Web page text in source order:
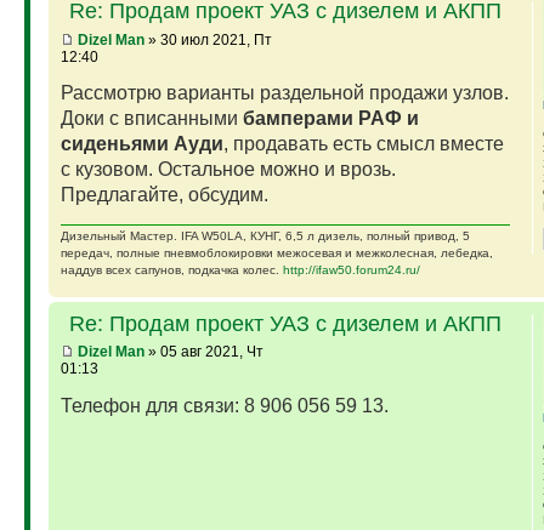
Re: Продам проект УАЗ с дизелем и АКПП
Dizel Man» 30 июл 2021, Пт
12:40
Рассмотрю варианты раздельной продажи узлов.
Доки с вписанными бамперами РАФ и
сиденьями Ауди, продавать есть смысл вместе
с кузовом. Остальное можно и врозь.
Предлагайте, обсудим.
Дизельный Мастер. IFA W50LA, КУНГ, 6,5 л дизель, полный привод, 5
передач, полные пневмоблокировки межосевая и межколесная, лебедка,
наддув всех сапунов, подкачка колес. http://ifaw50.forum24.ru/
Re: Продам проект УАЗ с дизелем и АКПП
Dizel Man» 05 авг 2021, Чт
01:13
Телефон для связи: 8 906 056 59 13.